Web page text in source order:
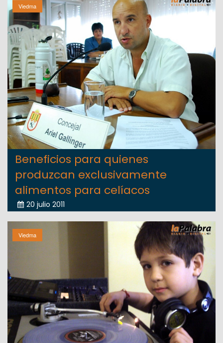
Viedma
Beneficios para quienes
produzcan exclusivamente
alimentos para celíacos
20 julio 2011
Viedma